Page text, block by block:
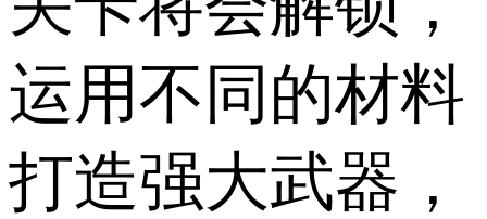
运用不同的材料
打造强大武器，